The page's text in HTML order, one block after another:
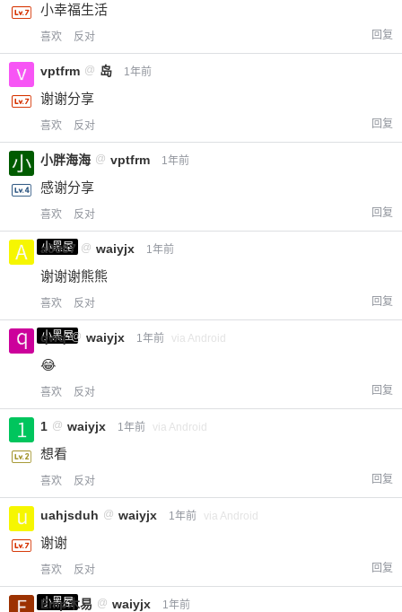
小幸福生活
喜欢 反对 回复
vptfrm @ 岛 1年前
谢谢分享
喜欢 反对 回复
小胖海海 @ vptfrm 1年前
感谢分享
喜欢 反对 回复
小黑屋
a0987 @ waiyjx 1年前
谢谢谢熊熊
喜欢 反对 回复
小黑屋
qwq @ waiyjx 1年前 via Android
😂
喜欢 反对 回复
1 @ waiyjx 1年前 via Android
想看
喜欢 反对 回复
uahjsduh @ waiyjx 1年前 via Android
谢谢
喜欢 反对 回复
小黑屋
Emp木易 @ waiyjx 1年前